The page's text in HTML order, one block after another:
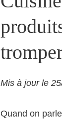
Mis à jour le
Quand on